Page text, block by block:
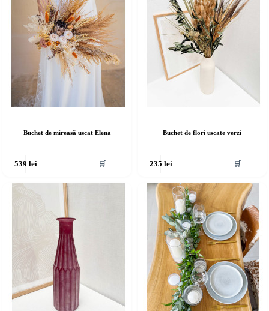
Buchet de mireasă uscat Elena
539 lei 🛒
Buchet de flori uscate verzi
235 lei 🛒